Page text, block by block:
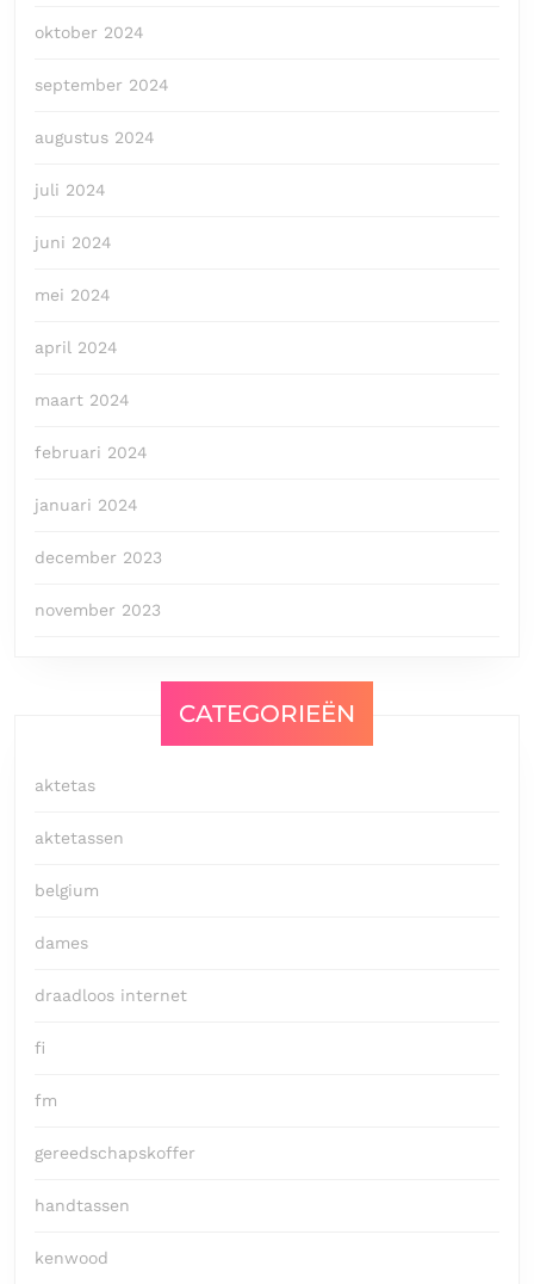
oktober 2024
september 2024
augustus 2024
juli 2024
juni 2024
mei 2024
april 2024
maart 2024
februari 2024
januari 2024
december 2023
november 2023
CATEGORIEËN
aktetas
aktetassen
belgium
dames
draadloos internet
fi
fm
gereedschapskoffer
handtassen
kenwood